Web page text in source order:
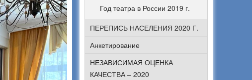
Год театра в России 2019 г.
ПЕРЕПИСЬ НАСЕЛЕНИЯ 2020 Г.
Анкетирование
НЕЗАВИСИМАЯ ОЦЕНКА
КАЧЕСТВА – 2020